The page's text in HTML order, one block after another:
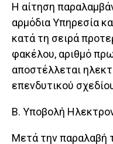
Η αίτηση
αρμόδια Υπηρεσία
κατά τη σειρά
φακέλου, αριθμό
αποστέλλεται
επενδυτικού
Β. Υποβολή
Μετά την παραλαβή